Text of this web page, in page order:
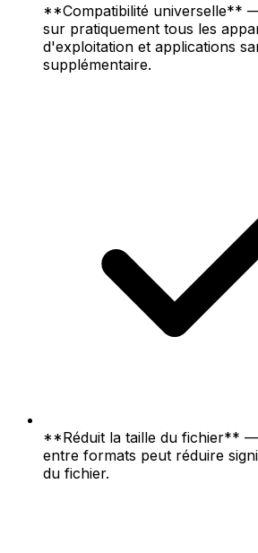
**Compatibilité universelle**
sur pratiquement tous les
d'exploitation et applications
supplémentaire.
**Réduit la taille du fichier**
entre formats peut réduire
du fichier.